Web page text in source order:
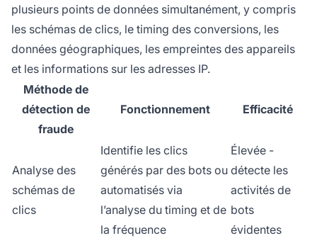
plusieurs points de données simultanément, y compris
les schémas de clics, le timing des conversions, les
données géographiques, les empreintes des appareils
et les informations sur les adresses IP.
Méthode de
détection de
fraude
Fonctionnement Efficacité
Analyse des
schémas de
clics
Identifie les clics
générés par des bots ou
automatisés via
l’analyse du timing et de
la fréquence
Élevée -
détecte les
activités de
bots
évidentes